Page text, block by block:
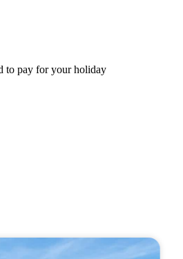
to pay for your holiday